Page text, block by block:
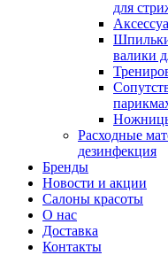
для
валики
Расходные
дезинфекция
Бренды
Новости и акции
Салоны красоты
О нас
Доставка
Контакты